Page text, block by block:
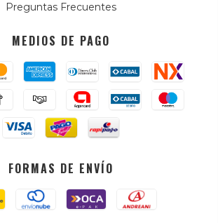
Preguntas Frecuentes
MEDIOS DE PAGO
FORMAS DE ENVÍO